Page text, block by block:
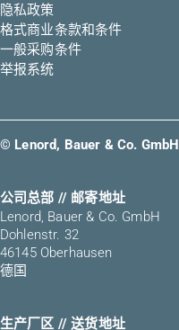
隐私政策
格式商业条款和条件
一般采购条件
举报系统
© Lenord, Bauer & Co. GmbH
公司总部 // 邮寄地址
Lenord, Bauer & Co. GmbH
Dohlenstr. 32
46145 Oberhausen
德国
生产厂区 // 送货地址